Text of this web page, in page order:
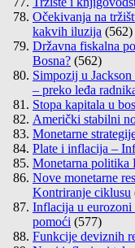
Očekivanja na
kakvih iluzija (562)
Državna fiskalna
Bosna? (562)
Simpozij u
– preko leđa
Stopa kapitala u
Američki stabilni
Monetarne
Plate i inflacija –
Monetarna politika
Nove monetarne
Kontriranje ciklusu
Inflacija u
pomoći (577)
Funkcije deviznih